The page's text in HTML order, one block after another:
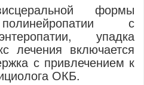
формы
с
упадка
лечения включается
с привлечением к
ОКБ.